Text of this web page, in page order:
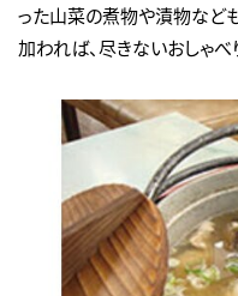
った山菜の煮物や漬物など
加われば、尽きないおしゃべ